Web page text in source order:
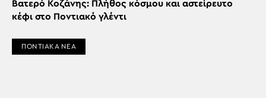
Βατερό Κοζάνης: Πλήθος κόσμου και αστείρευτο
κέφι στο Ποντιακό γλέντι
ΠΟΝΤΙΑΚΑ ΝΕΑ